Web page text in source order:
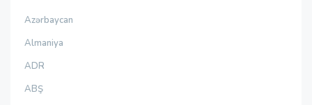
Azərbaycan
Almaniya
ADR
ABŞ